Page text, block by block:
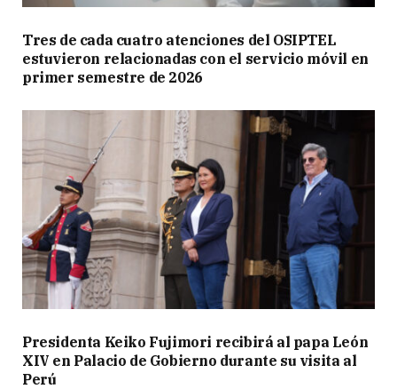
Tres de cada cuatro atenciones del OSIPTEL
estuvieron relacionadas con el servicio móvil en
primer semestre de 2026
Presidenta Keiko Fujimori recibirá al papa León
XIV en Palacio de Gobierno durante su visita al
Perú